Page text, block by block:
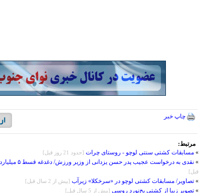
چاپ خبر
مرتبط:
» مسابقات کشتی سنتی لوچو - روستای چرات [حدود 21 روز قبل]
» نقدی به درخواست عجیب پدر حسن یزدانی از وزیر ورزش/ دغدغه قسط ۵ میلیاردی برای کشتی‌گیر المپیکی!
قبل]
» تصاویر/ مسابقات کشتی لوچو در «سرخکلا» زیرآب [بيش از 2 سال قبل]
» تصویر زیبا از کشتی یخ‌نورد روسی [بيش از 5 سال قبل]